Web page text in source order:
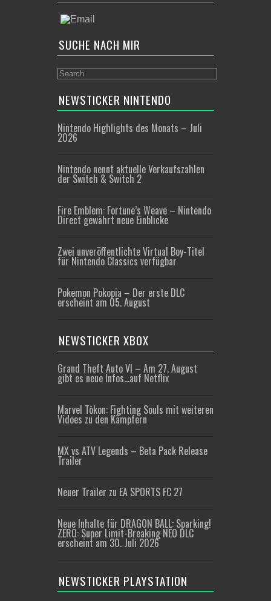
SUCHE NACH MIR
NEWSTICKER NINTENDO
Nintendo Highlights des Monats – Juli
2026
Nintendo nennt aktuelle Verkaufszahlen
der Switch & Switch 2
Fire Emblem: Fortune’s Weave – Nintendo
Direct gewährt neue Einblicke
Zwei unveröffentlichte Virtual Boy-Titel
für Nintendo Classics verfügbar
Pokemon Pokopia – Der erste DLC
erscheint am 05. August
NEWSTICKER XBOX
Grand Theft Auto VI – Am 27. August
gibt es neue Infos…auf Netflix
Marvel Tōkon: Fighting Souls mit weiteren
Vidoes zu den Kämpfern
MX vs ATV Legends – Beta Pack Release
Trailer
Neuer Trailer zu EA SPORTS FC 27
Neue Inhalte für DRAGON BALL: Sparking!
ZERO: Super Limit-Breaking NEO DLC
erscheint am 30. Juli 2026
NEWSTICKER PLAYSTATION